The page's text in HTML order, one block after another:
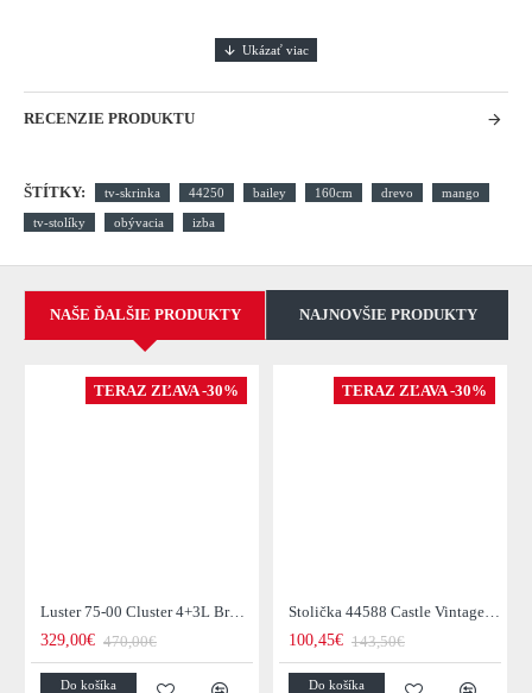
RECENZIE PRODUKTU
ŠTÍTKY: tv-skrinka 44250 bailey 160cm drevo mango
tv-stolíky obývacia izba
NAŠE ĎALŠIE PRODUKTY NAJNOVŠIE PRODUKTY
TERAZ ZĽAVA -30%
Luster 75-00 Cluster 4+3L Brown + Jantar Glass
329,00€ 470,00€
Do košíka
TERAZ ZĽAVA -30%
Stolička 44588 Castle Vintage Black
100,45€ 143,50€
Do košíka